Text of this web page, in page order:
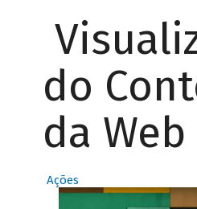
do
da Web
Ações